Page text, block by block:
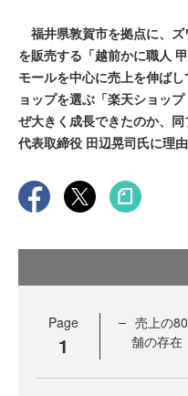
福井県敦賀市を拠点に、
を販売する「越前かに職人
モールを中心に売上を伸ば
ョップを選ぶ「楽天ショッ
ぜ大きく成長できたのか、
代表取締役 田辺晃司氏に理由
Page
1
売上の
舗の存在